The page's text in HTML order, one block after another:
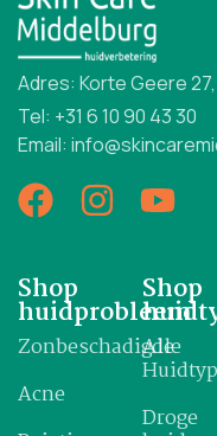
Adres: Korte Geere
Tel: +31 6 10 90 43 30
Email:
Shop
huidprobleem
Zonbeschadigde
Acne
Shop
Alle
Droge